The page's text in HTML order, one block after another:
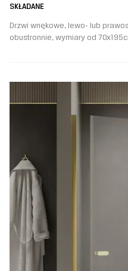
SKŁADANE
Drzwi wnękowe, lewo- lub
obustronnie, wymiary od